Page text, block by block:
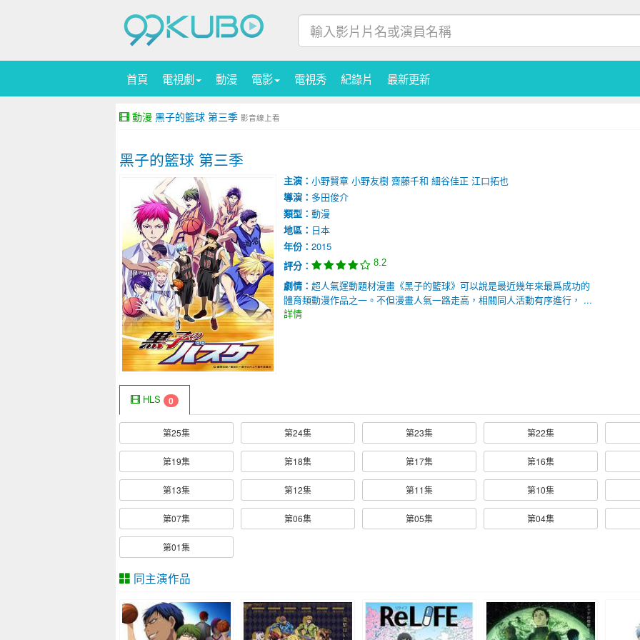
首頁 電視劇 動漫 電影 電視秀 紀錄片 最新更新
動漫 黑子的籃球 第三季 影音線上看
黑子的籃球 第三季
主演： 小野賢章 小野友樹 齋藤千和 細谷佳正 江口拓也
導演： 多田俊介
類型： 動漫
地區： 日本
年份： 2015
評分：
8.2
劇情： 超人氣運動題材漫畫《黑子的籃球》可以說是最近幾年來最爲成功的
體育類動漫作品之一。不但漫畫人氣一路走高，相關同人活動有序進行， ...
詳情
HLS 0
第25集 第24集 第23集 第22集
第19集 第18集 第17集 第16集
第13集 第12集 第11集 第10集
第07集 第06集 第05集 第04集
第01集
同主演作品